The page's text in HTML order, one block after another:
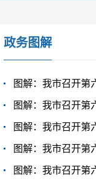
政务图解
图解：我市召开第
图解：我市召开第
图解：我市召开第
图解：我市召开第
图解：我市召开第